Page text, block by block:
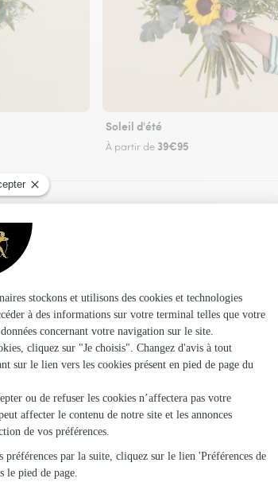
Soleil d'été
À partir de 39€95
Interflora à Avrechy et dans ses
Les
Fleuristes
Fleuristes
Fleuristes